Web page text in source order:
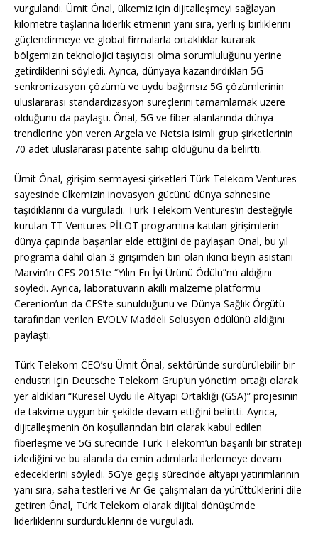
vurgulandı. Ümit Önal, ülkemiz için dijitalleşmeyi sağlayan
kilometre taşlarına liderlik etmenin yanı sıra, yerli iş birliklerini
güçlendirmeye ve global firmalarla ortaklıklar kurarak
bölgemizin teknolojici taşıyıcısı olma sorumluluğunu yerine
getirdiklerini söyledi. Ayrıca, dünyaya kazandırdıkları 5G
senkronizasyon çözümü ve uydu bağımsız 5G çözümlerinin
uluslararası standardizasyon süreçlerini tamamlamak üzere
olduğunu da paylaştı. Önal, 5G ve fiber alanlarında dünya
trendlerine yön veren Argela ve Netsia isimli grup şirketlerinin
70 adet uluslararası patente sahip olduğunu da belirtti.
Ümit Önal, girişim sermayesi şirketleri Türk Telekom Ventures
sayesinde ülkemizin inovasyon gücünü dünya sahnesine
taşıdıklarını da vurguladı. Türk Telekom Ventures’ın desteğiyle
kurulan TT Ventures PİLOT programına katılan girişimlerin
dünya çapında başarılar elde ettiğini de paylaşan Önal, bu yıl
programa dahil olan 3 girişimden biri olan ikinci beyin asistanı
Marvin’in CES 2015’te “Yılın En İyi Ürünü Ödülü”nü aldığını
söyledi. Ayrıca, laboratuvarın akıllı malzeme platformu
Cerenion’un da CES’te sunulduğunu ve Dünya Sağlık Örgütü
tarafından verilen EVOLV Maddeli Solüsyon ödülünü aldığını
paylaştı.
Türk Telekom CEO’su Ümit Önal, sektöründe sürdürülebilir bir
endüstri için Deutsche Telekom Grup’un yönetim ortağı olarak
yer aldıkları “Küresel Uydu ile Altyapı Ortaklığı (GSA)” projesinin
de takvime uygun bir şekilde devam ettiğini belirtti. Ayrıca,
dijitalleşmenin ön koşullarından biri olarak kabul edilen
fiberleşme ve 5G sürecinde Türk Telekom’un başarılı bir strateji
izlediğini ve bu alanda da emin adımlarla ilerlemeye devam
edeceklerini söyledi. 5G’ye geçiş sürecinde altyapı yatırımlarının
yanı sıra, saha testleri ve Ar-Ge çalışmaları da yürüttüklerini dile
getiren Önal, Türk Telekom olarak dijital dönüşümde
liderliklerini sürdürdüklerini de vurguladı.